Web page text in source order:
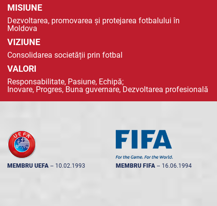
MISIUNE
Dezvoltarea, promovarea și protejarea fotbalului în
Moldova
VIZIUNE
Consolidarea societății prin fotbal
VALORI
Responsabilitate, Pasiune, Echipă;
Inovare, Progres, Buna guvernare, Dezvoltarea profesională
MEMBRU UEFA -- 10.02.1993 MEMBRU FIFA -- 16.06.1994